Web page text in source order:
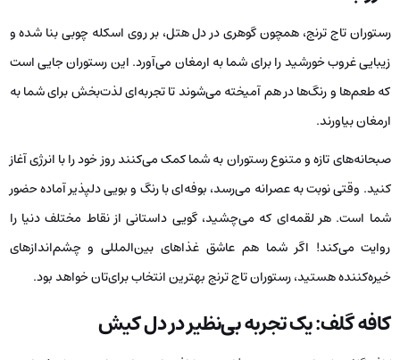
رستوران تاج ترنج، همچون گوهری در دل هتل، بر روی اسکله چوبی بنا شده و
زیبایی غروب خورشید را برای شما به ارمغان می‌آورد. این رستوران جایی است
که طعم‌ها و رنگ‌ها در هم آمیخته می‌شوند تا تجربه‌ای لذت‌بخش برای شما به
ارمغان بیاورند.
صبحانه‌های تازه و متنوع رستوران به شما کمک می‌کنند روز خود را با انرژی آغاز
کنید. وقتی نوبت به عصرانه می‌رسد، بوفه‌ای با رنگ و بویی دلپذیر آماده حضور
شما است. هر لقمه‌ای که می‌چشید، گویی داستانی از نقاط مختلف دنیا را
روایت می‌کند! اگر شما هم عاشق غذاهای بین‌المللی و چشم‌اندازهای
خیره‌کننده هستید، رستوران تاج ترنج بهترین انتخاب برای‌تان خواهد بود.
کافه گلف: یک تجربه بی‌نظیر در دل کیش